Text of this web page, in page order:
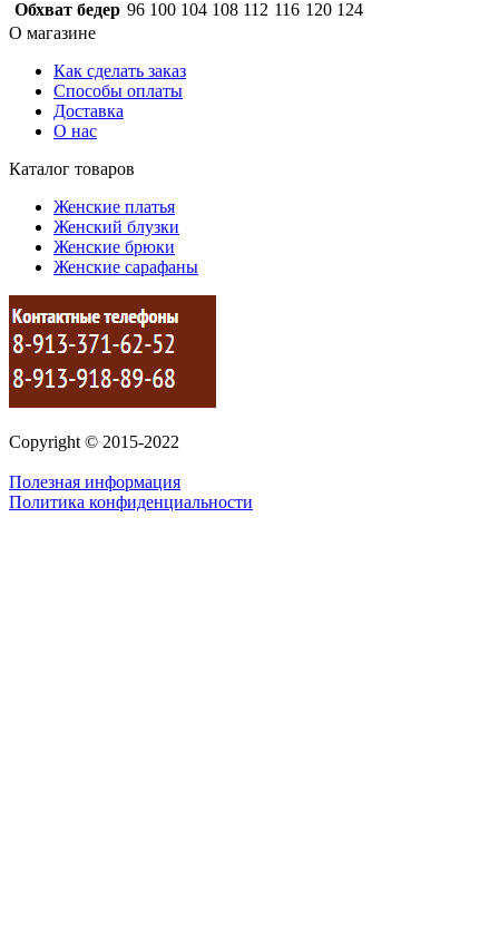
Обхват бедер 96 100 104 108 112 116 120 124
О магазине
Как сделать заказ
Способы оплаты
Доставка
О нас
Каталог товаров
Женские платья
Женский блузки
Женские брюки
Женские сарафаны
Copyright © 2015-2022
Полезная информация
Политика конфиденциальности